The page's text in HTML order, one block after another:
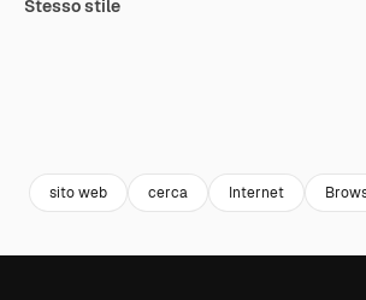
Stesso stile
sito web cerca Internet